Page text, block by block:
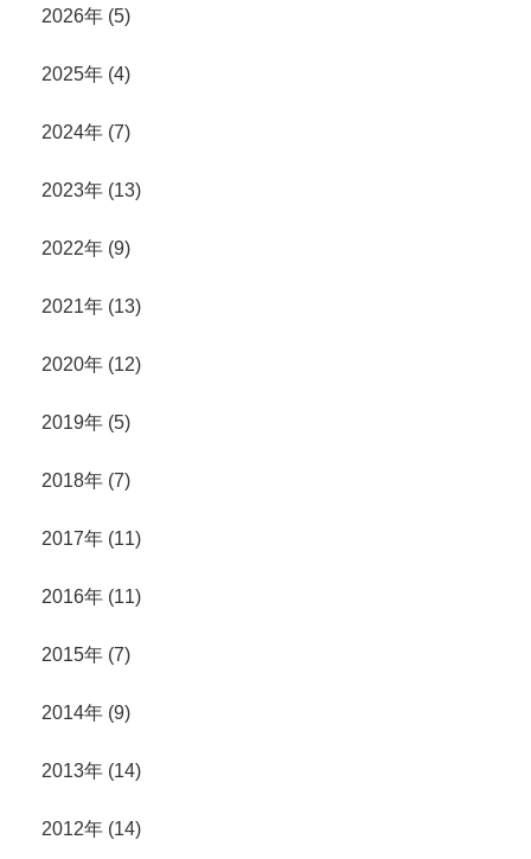
2026年 (5)
2025年 (4)
2024年 (7)
2023年 (13)
2022年 (9)
2021年 (13)
2020年 (12)
2019年 (5)
2018年 (7)
2017年 (11)
2016年 (11)
2015年 (7)
2014年 (9)
2013年 (14)
2012年 (14)